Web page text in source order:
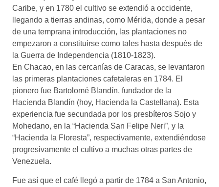
Caribe, y en 1780 el cultivo se extendió a occidente,
llegando a tierras andinas, como Mérida, donde a pesar
de una temprana introducción, las plantaciones no
empezaron a constituirse como tales hasta después de
la Guerra de Independencia (1810-1823).
En Chacao, en las cercanías de Caracas, se levantaron
las primeras plantaciones cafetaleras en 1784. El
pionero fue Bartolomé Blandín, fundador de la
Hacienda Blandín (hoy, Hacienda la Castellana). Esta
experiencia fue secundada por los presbíteros Sojo y
Mohedano, en la “Hacienda San Felipe Neri”, y la
“Hacienda la Floresta”, respectivamente, extendiéndose
progresivamente el cultivo a muchas otras partes de
Venezuela.
Fue así que el café llegó a partir de 1784 a San Antonio,